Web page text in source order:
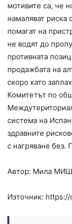
мотивите са, че
намаляват риска
помагат на
не водят до
противната
продажбата на
скоро като
Комитетът по
система на
здравните
с нагряване без.
Автор: Мила
Източник: